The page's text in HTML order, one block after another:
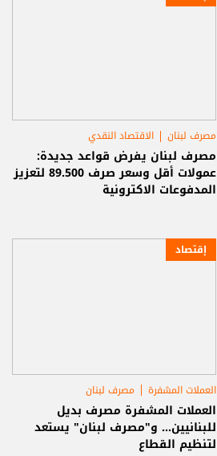
مصرف لبنان
الاقتصاد النقدي
الدفع الإلكتروني
مصرف لبنان يفرض قواعد جديدة:
عمولات أقل وسعر صرف 89.500 لتعزيز
المدفوعات الاكترونية
إقتصاد
العملات المشفرة مصرف لبنان
العملات المشفرة مصرف بديل
للبنانيين... و"مصرف لبنان" يستعد
لتنظيم القطاع